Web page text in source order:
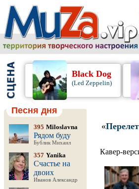
Black Dog
(Led Zeppelin)
Песня дня
395 Miloslavna
Рядом буду
Бублик Михаил
357 Yanika
Счастье на
двоих
Иванов Александр
«
Кавер-